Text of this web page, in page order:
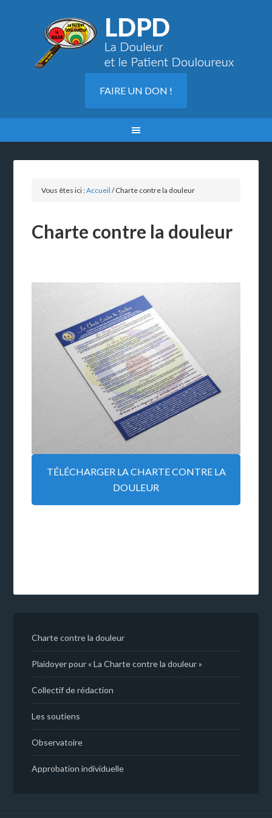
FAIRE UN DON !
Vous êtes ici :Accueil /Charte contre la douleur
Charte contre la douleur
TÉLÉCHARGER LA CHARTE CONTRE LA
DOULEUR
Charte contre la douleur
Plaidoyer pour « La Charte contre la douleur »
Collectif de rédaction
Les soutiens
Observatoire
Approbation individuelle